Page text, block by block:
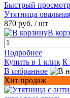
Быстрый просмотр
Утятница
870 руб. / шт
В
Подробнее
Купить в 1 клик К
В избранное
Хит продаж